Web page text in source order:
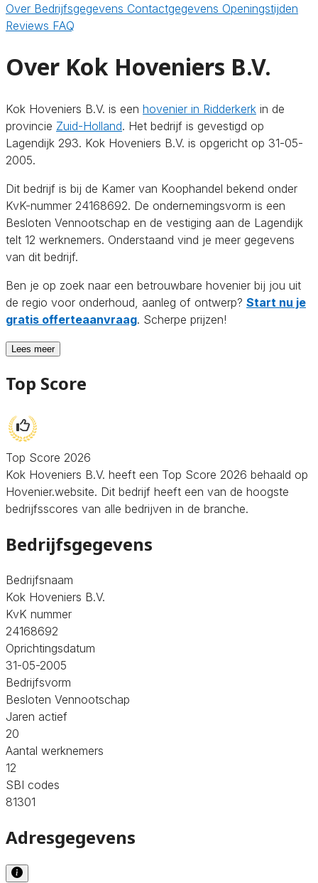
Over Bedrijfsgegevens Contactgegevens Openingstijden
Reviews FAQ
Over Kok Hoveniers B.V.
Kok Hoveniers B.V. is een hovenier in Ridderkerk in de
provincie Zuid-Holland. Het bedrijf is gevestigd op
Lagendijk 293. Kok Hoveniers B.V. is opgericht op 31-05-
2005.
Dit bedrijf is bij de Kamer van Koophandel bekend onder
KvK-nummer 24168692. De ondernemingsvorm is een
Besloten Vennootschap en de vestiging aan de Lagendijk
telt 12 werknemers. Onderstaand vind je meer gegevens
van dit bedrijf.
Ben je op zoek naar een betrouwbare hovenier bij jou uit
de regio voor onderhoud, aanleg of ontwerp? Start nu je
gratis offerteaanvraag. Scherpe prijzen!
Lees meer
Top Score
Top Score 2026
Kok Hoveniers B.V. heeft een Top Score 2026 behaald op
Hovenier.website. Dit bedrijf heeft een van de hoogste
bedrijfsscores van alle bedrijven in de branche.
Bedrijfsgegevens
Bedrijfsnaam
Kok Hoveniers B.V.
KvK nummer
24168692
Oprichtingsdatum
31-05-2005
Bedrijfsvorm
Besloten Vennootschap
Jaren actief
20
Aantal werknemers
12
SBI codes
81301
Adresgegevens